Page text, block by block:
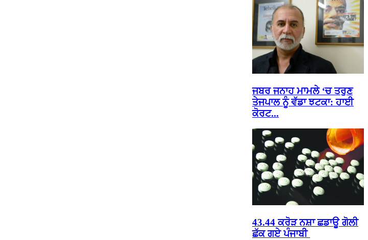
ਜਬਰ ਜਨਾਹ ਮਾਮਲੇ ‘ਚ ਤਰੁਣ
ਤੇਜਪਾਲ ਨੂੰ ਵੱਡਾ ਝਟਕਾ: ਹਾਈ
ਕੋਰਟ...
43.44 ਕਰੋੜ ਨਸ਼ਾ ਛਡਾਊ ਗੋਲੀ
ਛੱਕ ਗਏ ਪੰਜਾਬੀ